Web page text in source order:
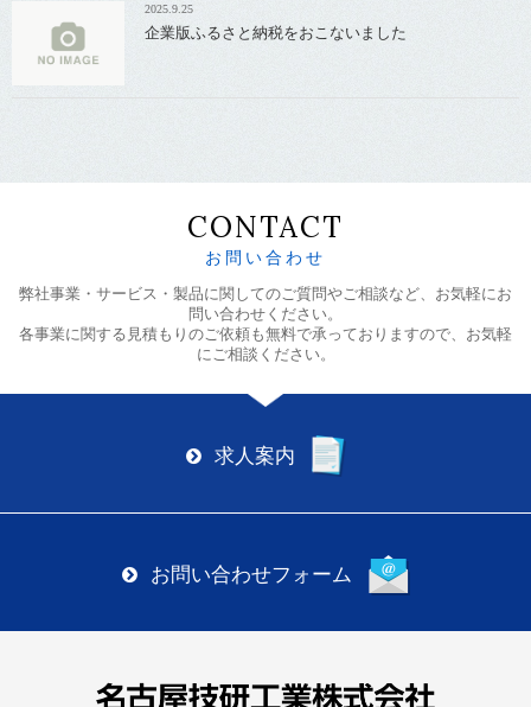
2025.9.25
企業版ふるさと納税をおこないました
CONTACT
お問い合わせ
弊社事業・サービス・製品に関してのご質問やご相談など、お気軽にお
問い合わせください。
各事業に関する見積もりのご依頼も無料で承っておりますので、お気軽
にご相談ください。
求人案内
お問い合わせフォーム